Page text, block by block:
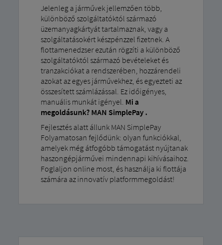
Jelenleg a járművek jellemzően több,
különböző szolgáltatóktól származó
üzemanyagkártyát tartalmaznak, vagy a
szolgáltatásokért készpénzzel fizetnek. A
flottamenedzser ezután rögzíti a különböző
szolgáltatóktól származó bevételeket és
tranzakciókat a rendszerében, hozzárendeli
azokat az egyes járművekhez, és egyezteti az
összesített számlázással. Ez időigényes,
manuális munkát igényel. Mi a
megoldásunk? MAN SimplePay .
Fejlesztés alatt állunk MAN SimplePay
Folyamatosan fejlődünk: olyan funkciókkal,
amelyek még átfogóbb támogatást nyújtanak
haszongépjárművei mindennapi kihívásaihoz.
Foglaljon online most, és használja ki flottája
számára az innovatív platformmegoldást!